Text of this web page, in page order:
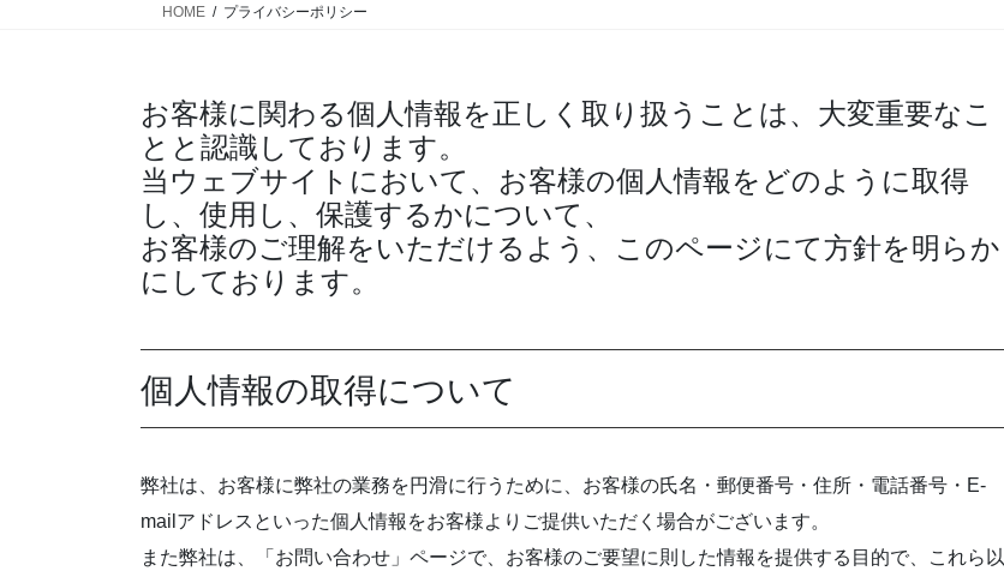
HOME プライバシーポリシー
お客様に関わる個人情報を正しく取り扱うことは、大変重要なこ
とと認識しております。
当ウェブサイトにおいて、お客様の個人情報をどのように取得
し、使用し、保護するかについて、
お客様のご理解をいただけるよう、このページにて方針を明らか
にしております。
個人情報の取得について
弊社は、お客様に弊社の業務を円滑に行うために、お客様の氏名・郵便番号・住所・電話番号・E-
mailアドレスといった個人情報をお客様よりご提供いただく場合がございます。
また弊社は、「お問い合わせ」ページで、お客様のご要望に則した情報を提供する目的で、これら以